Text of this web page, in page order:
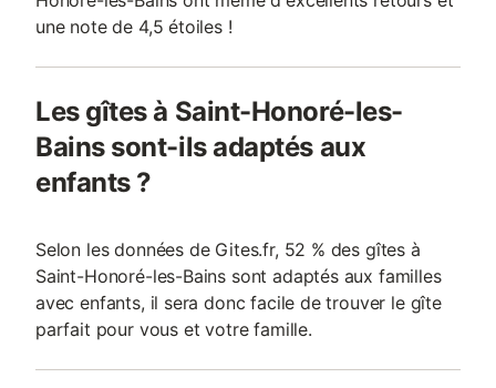
une note de 4,5 étoiles !
Les gîtes à Saint-Honoré-les-
Bains sont-ils adaptés aux
enfants ?
Selon les données de Gites.fr, 52 % des gîtes à
Saint-Honoré-les-Bains sont adaptés aux familles
avec enfants, il sera donc facile de trouver le gîte
parfait pour vous et votre famille.